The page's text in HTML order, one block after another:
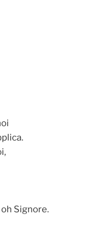
Signore.